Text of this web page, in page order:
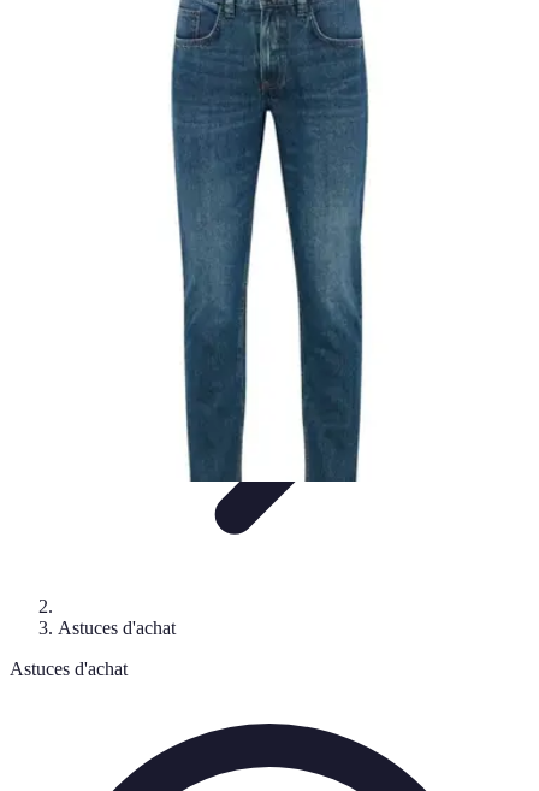
Astuces d'achat TendancesConseils d'achat
Black Friday Sales
Astuces d'achat
Astuces d'achat